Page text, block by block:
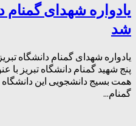
یادواره شهدای گمنام
شد
یادواره شهدای گمنام دانشگاه
پنج شهید گمنام دانشگاه تبریز با
گمنام...